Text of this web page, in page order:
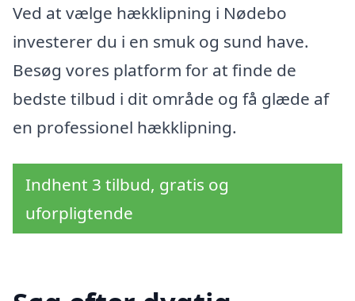
Ved at vælge hækklipning i Nødebo
investerer du i en smuk og sund have.
Besøg vores platform for at finde de
bedste tilbud i dit område og få glæde af
en professionel hækklipning.
Indhent 3 tilbud, gratis og
uforpligtende